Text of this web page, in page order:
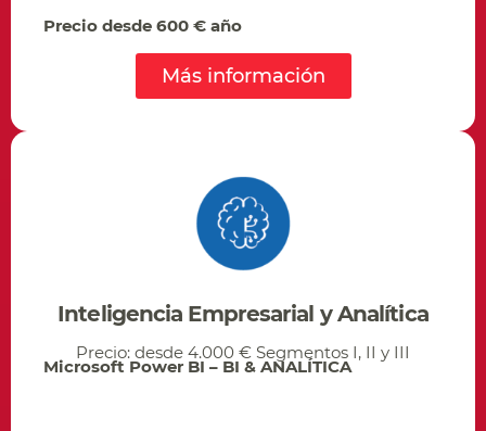
Precio desde 600 € año
Más información
Inteligencia Empresarial y Analítica
Precio: desde 4.000 € Segmentos I, II y III
Microsoft Power BI – BI & ANALÍTICA